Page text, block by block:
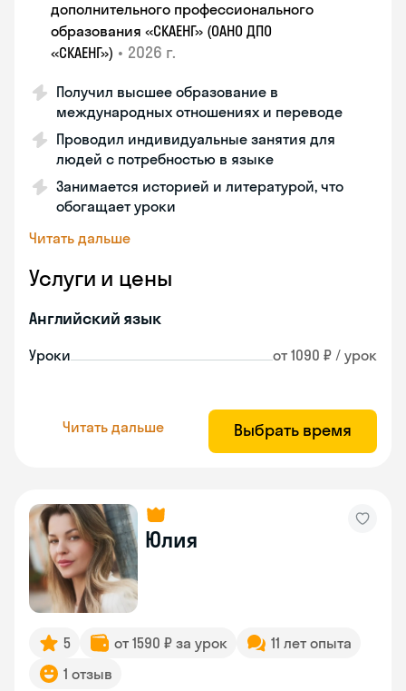
дополнительного профессионального
образования «СКАЕНГ» (ОАНО ДПО
«СКАЕНГ») • 2026 г.
Получил высшее образование в
международных отношениях и переводе
Проводил индивидуальные занятия для
людей с потребностью в языке
Занимается историей и литературой, что
обогащает уроки
Читать дальше
Услуги и цены
Английский язык
Уроки от 1090 ₽ / урок
Читать дальше Выбрать время
Юлия
5 от 1590 ₽ за урок
11 лет опыта
1 отзыв